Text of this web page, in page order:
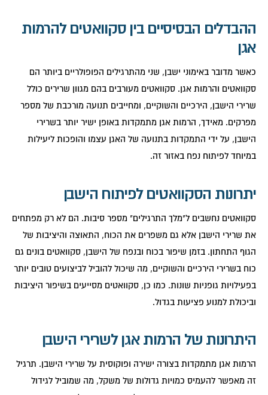
ההבדלים הבסיסיים בין סקוואטים להרמות
אגן
כאשר מדובר באימוני ישבן, שני מהתרגילים הפופולריים ביותר הם
סקוואטים והרמות אגן. סקוואטים מעורבים בהם מגוון שרירים כולל
שרירי הישבן, הירכיים והשוקיים, ומחייבים תנועה מורכבת של מספר
מפרקים. מאידך, הרמות אגן מתמקדות באופן ישיר יותר בשרירי
הישבן, על ידי התמקדות בתנועה של האגן עצמו והופכות ליעילות
במיוחד לפיתוח נפח באזור זה.
יתרונות הסקוואטים לפיתוח הישבן
סקוואטים נחשבים ל"מלך התרגילים" מספר סיבות. הם לא רק מפתחים
את שרירי הישבן אלא גם משפרים את הכוח, התאוצה והיציבות של
הגוף התחתון. בזמן שיפור בכוח ובנפח של הישבן, סקוואטים בונים גם
כוח בשרירי הירכיים והשוקיים, מה שיכול להוביל לביצועים טובים יותר
בפעילויות גופניות שונות. כמו כן, סקוואטים מסייעים בשיפור היציבות
וביכולת למנוע פציעות בגדול.
היתרונות של הרמות אגן לשרירי הישבן
הרמות אגן מתמקדות בצורה ישירה ופוקוסית על שרירי הישבן. תרגיל
זה מאפשר להעמיס כמויות גדולות של משקל, מה שמוביל לגידול